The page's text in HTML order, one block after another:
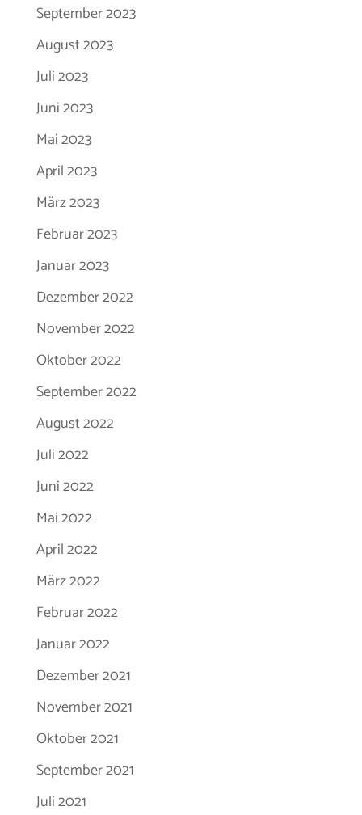
September 2023
August 2023
Juli 2023
Juni 2023
Mai 2023
April 2023
März 2023
Februar 2023
Januar 2023
Dezember 2022
November 2022
Oktober 2022
September 2022
August 2022
Juli 2022
Juni 2022
Mai 2022
April 2022
März 2022
Februar 2022
Januar 2022
Dezember 2021
November 2021
Oktober 2021
September 2021
Juli 2021